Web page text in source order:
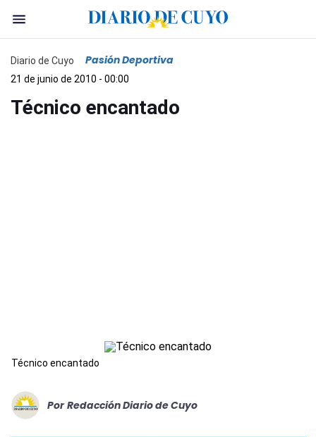
Diario de Cuyo Pasión Deportiva
21 de junio de 2010 - 00:00
Técnico encantado
Técnico encantado
Por Redacción Diario de Cuyo